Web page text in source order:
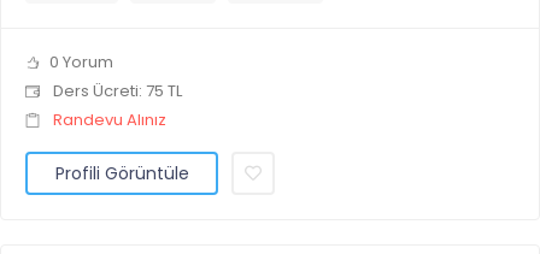
0 Yorum
Ders Ücreti: 75 TL
Randevu Alınız
Profili Görüntüle